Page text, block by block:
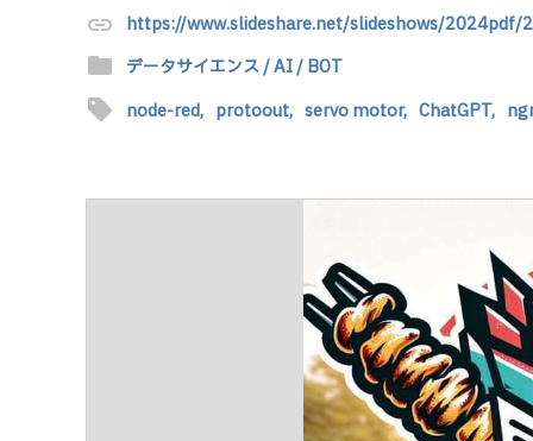
link https://www.slideshare.net/slideshows/2024pdf/
folder データサイエンス / AI / BOT
sell node-red, protoout, servo motor, ChatGPT,